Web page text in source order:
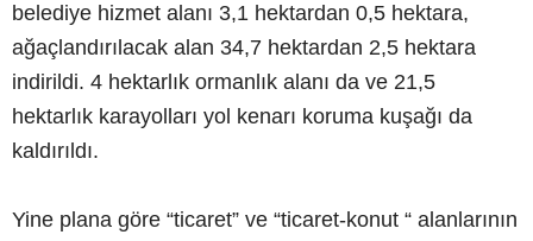
belediye hizmet alanı 3,1 hektardan 0,5 hektara,
ağaçlandırılacak alan 34,7 hektardan 2,5 hektara
indirildi. 4 hektarlık ormanlık alanı da ve 21,5
hektarlık karayolları yol kenarı koruma kuşağı da
kaldırıldı.
Yine plana göre “ticaret” ve “ticaret-konut “ alanlarının